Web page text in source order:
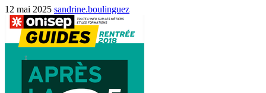
12 mai 2025 sandrine.boulinguez